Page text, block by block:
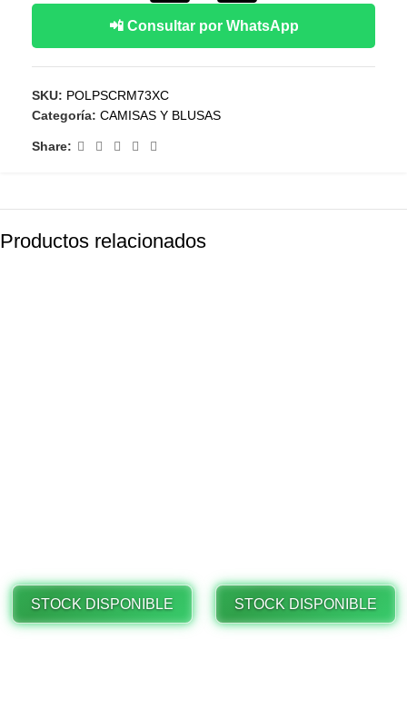
📲 Consultar por WhatsApp
SKU: POLPSCRM73XC
Categoría: CAMISAS Y BLUSAS
Share:
Productos relacionados
STOCK DISPONIBLE STOCK DISPONIBLE